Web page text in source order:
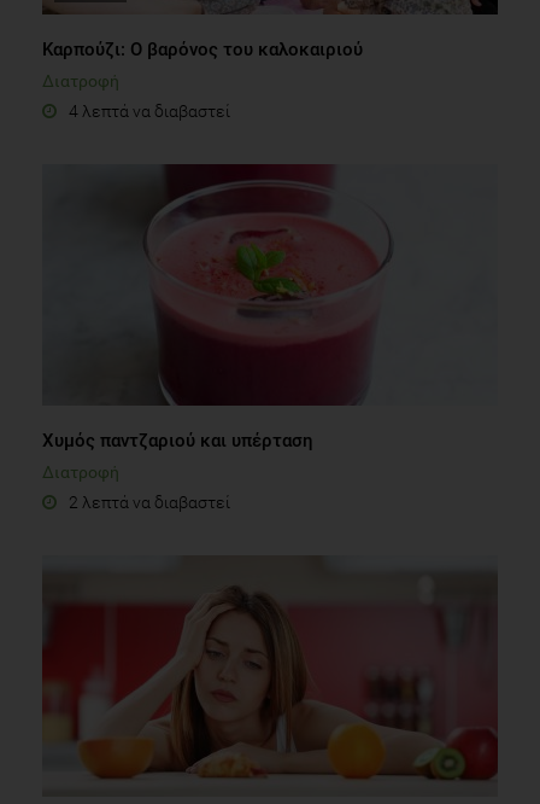
Καρπούζι: Ο βαρόνος του καλοκαιριού
Διατροφή
4 λεπτά να διαβαστεί
Χυμός παντζαριού και υπέρταση
Διατροφή
2 λεπτά να διαβαστεί